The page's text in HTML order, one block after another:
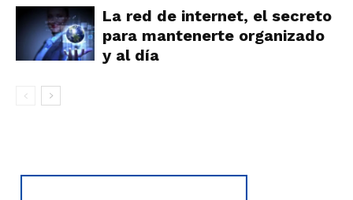
La red de internet, el secreto
para mantenerte organizado
y al día